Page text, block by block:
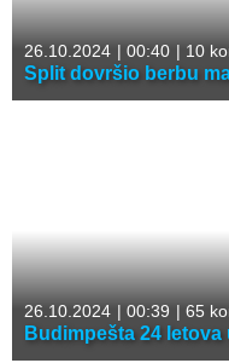
26.10.2024 | 00:40 | 10
Split dovršio berbu
26.10.2024 | 00:39 | 65
Budimpešta 24